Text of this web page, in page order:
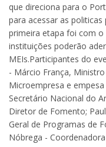
que direciona para o
para acessar as politicas
primeira etapa foi com
instituições poderão
MEIs.Participantes do
- Márcio França,
Microempresa e
Secretário Nacional do
Diretor de Fomento;
Geral de Programas de
Nóbrega -